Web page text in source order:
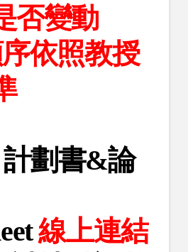
否變動
依照教授
計劃書&論
線上連結